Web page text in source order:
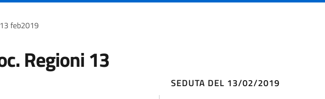
feb2019
Regioni 13
SEDUTA DEL 13/02/2019